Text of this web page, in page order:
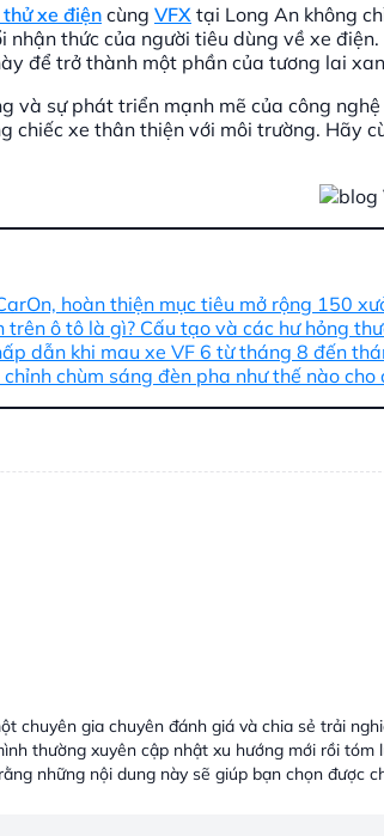
xe điện cùng VFX tại Long An không
nhận thức của người tiêu dùng về xe
để trở thành một phần của tương lai
và sự phát triển mạnh mẽ của công
chiếc xe thân thiện với môi trường. Hãy
hoàn thiện mục tiêu mở rộng 150
trên ô tô là gì? Cấu tạo và các hư hỏng
dẫn khi mau xe VF 6 từ tháng 8 đến
chùm sáng đèn pha như thế nào cho
chuyên gia chuyên đánh giá và chia sẻ trải
thường xuyên cập nhật xu hướng mới rồi
những nội dung này sẽ giúp bạn chọn được